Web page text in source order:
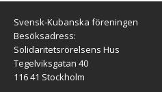
Svensk-Kubanska föreningen
Besöksadress:
Solidaritetsrörelsens Hus
Tegelviksgatan 40
116 41 Stockholm